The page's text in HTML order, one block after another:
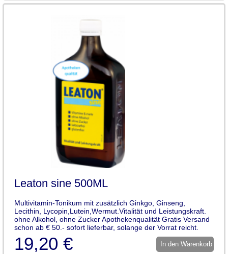
Leaton sine 500ML
Multivitamin-Tonikum mit zusätzlich Ginkgo, Ginseng,
Lecithin, Lycopin,Lutein,Wermut.Vitalität und Leistungskraft.
ohne Alkohol, ohne Zucker Apothekenqualität Gratis Versand
schon ab € 50.- sofort lieferbar, solange der Vorrat reicht.
19,20 € In den Warenkorb